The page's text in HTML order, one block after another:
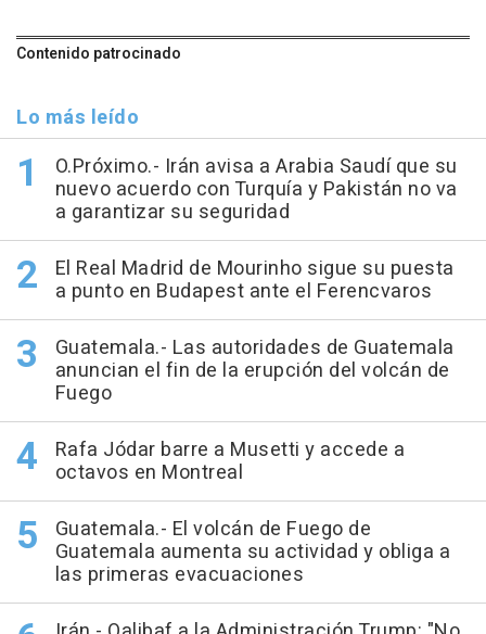
Contenido patrocinado
Lo más leído
O.Próximo.- Irán avisa a Arabia Saudí que su
nuevo acuerdo con Turquía y Pakistán no va
a garantizar su seguridad
El Real Madrid de Mourinho sigue su puesta
a punto en Budapest ante el Ferencvaros
Guatemala.- Las autoridades de Guatemala
anuncian el fin de la erupción del volcán de
Fuego
Rafa Jódar barre a Musetti y accede a
octavos en Montreal
Guatemala.- El volcán de Fuego de
Guatemala aumenta su actividad y obliga a
las primeras evacuaciones